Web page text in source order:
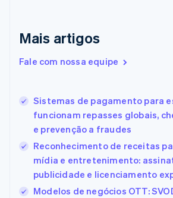
Mais artigos
Fale com nossa equipe
Sistemas de pagamento para
funcionam repasses globais,
e prevenção a fraudes
Reconhecimento de receitas
mídia e entretenimento:
publicidade e licenciamento
Modelos de negócios OTT:
Eslováquia
Eslovênia
Español English
Estados Unidos
EnglishEspañol 简体中文
Estônia
English
Finlândia
EnglishSvenska
França